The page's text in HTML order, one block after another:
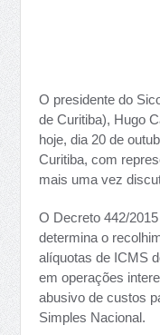
O presidente do
de Curitiba), Hugo
hoje, dia 20 de
Curitiba, com
mais uma vez
O Decreto 442/
determina o
alíquotas de ICMS
em operações
abusivo de custos
Simples Nacional.